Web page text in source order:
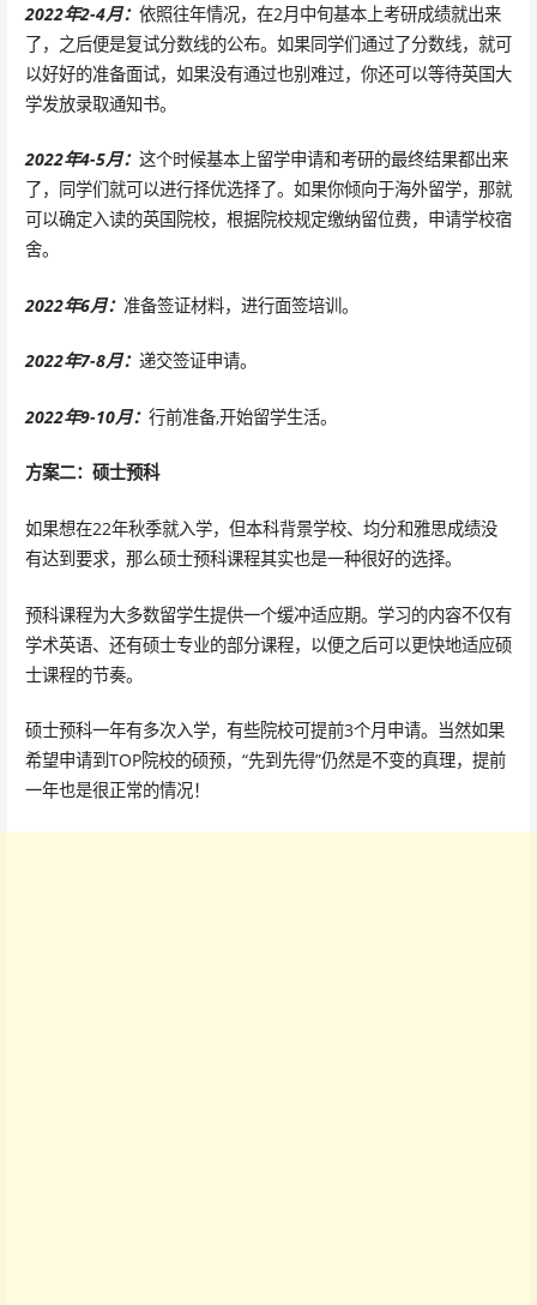
2022年2-4月： 依照往年情况，在2月中旬基本上考研成绩就出来
了，之后便是复试分数线的公布。如果同学们通过了分数线，就可
以好好的准备面试，如果没有通过也别难过，你还可以等待英国大
学发放录取通知书。
2022年4-5月： 这个时候基本上留学申请和考研的最终结果都出来
了，同学们就可以进行择优选择了。如果你倾向于海外留学，那就
可以确定入读的英国院校，根据院校规定缴纳留位费，申请学校宿
舍。
2022年6月： 准备签证材料，进行面签培训。
2022年7-8月： 递交签证申请。
2022年9-10月： 行前准备,开始留学生活。
方案二：硕士预科
如果想在22年秋季就入学，但本科背景学校、均分和雅思成绩没
有达到要求，那么硕士预科课程其实也是一种很好的选择。
预科课程为大多数留学生提供一个缓冲适应期。学习的内容不仅有
学术英语、还有硕士专业的部分课程，以便之后可以更快地适应硕
士课程的节奏。
硕士预科一年有多次入学，有些院校可提前3个月申请。当然如果
希望申请到TOP院校的硕预，“先到先得”仍然是不变的真理，提前
一年也是很正常的情况！